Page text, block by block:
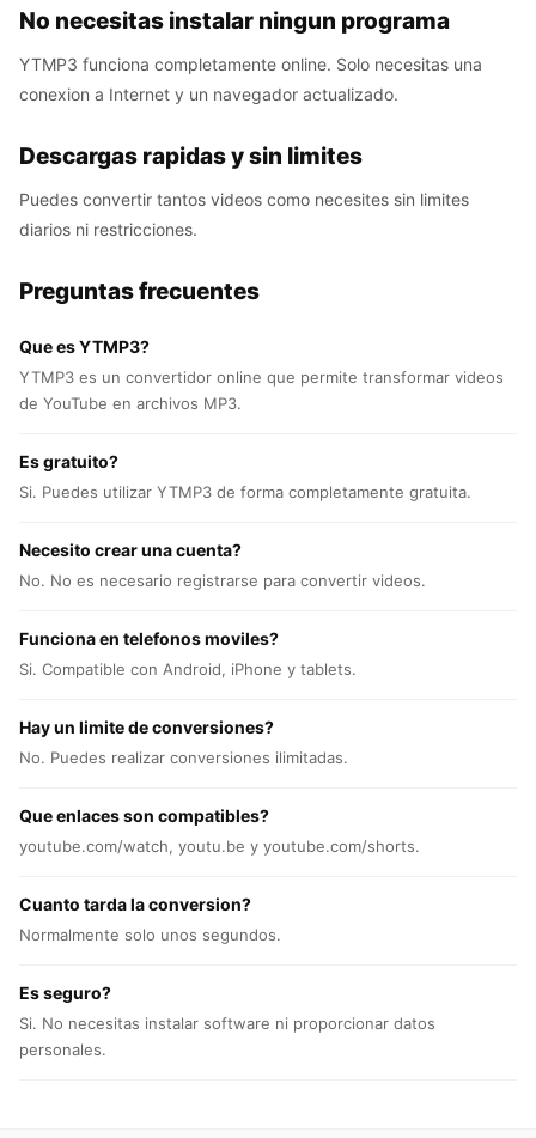
No necesitas instalar ningun programa
YTMP3 funciona completamente online. Solo necesitas una
conexion a Internet y un navegador actualizado.
Descargas rapidas y sin limites
Puedes convertir tantos videos como necesites sin limites
diarios ni restricciones.
Preguntas frecuentes
Que es YTMP3?
YTMP3 es un convertidor online que permite transformar videos
de YouTube en archivos MP3.
Es gratuito?
Si. Puedes utilizar YTMP3 de forma completamente gratuita.
Necesito crear una cuenta?
No. No es necesario registrarse para convertir videos.
Funciona en telefonos moviles?
Si. Compatible con Android, iPhone y tablets.
Hay un limite de conversiones?
No. Puedes realizar conversiones ilimitadas.
Que enlaces son compatibles?
youtube.com/watch, youtu.be y youtube.com/shorts.
Cuanto tarda la conversion?
Normalmente solo unos segundos.
Es seguro?
Si. No necesitas instalar software ni proporcionar datos
personales.